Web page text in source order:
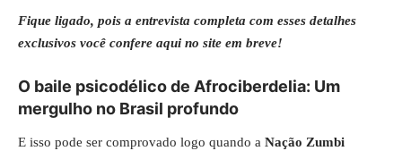
Fique ligado, pois a entrevista completa com esses detalhes
exclusivos você confere aqui no site em breve!
O baile psicodélico de Afrociberdelia: Um
mergulho no Brasil profundo
E isso pode ser comprovado logo quando a Nação Zumbi